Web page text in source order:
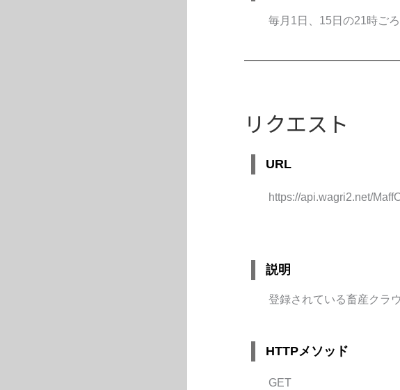
毎月1日、15日の21時ごろ
リクエスト
URL
https://api.wagri2.net/
説明
登録されている畜産クラ
HTTPメソッド
GET